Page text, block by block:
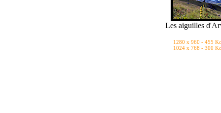
Les aiguilles
1280 x 960 - 455
1024 x 768 - 300